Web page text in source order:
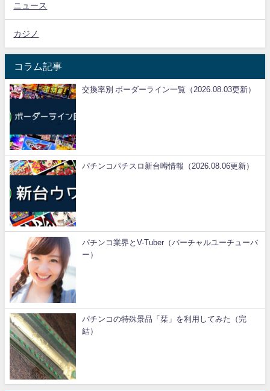
ニュース
カジノ
コラム記事
交換率別 ボーダーライン一覧（2026.08.03更新）
パチンコパチスロ新台噂情報（2026.08.06更新）
パチンコ業界とV-Tuber（バーチャルユーチューバ
ー）
パチンコの特殊景品「栞」を利用してみた（完
結）